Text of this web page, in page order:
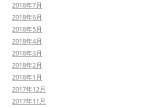
2018年7月
2018年6月
2018年5月
2018年4月
2018年3月
2018年2月
2018年1月
2017年12月
2017年11月